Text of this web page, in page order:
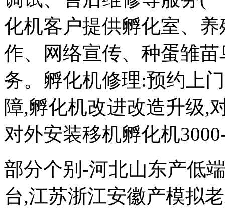
化机客户提供孵化室、
作、网络宣传、种蛋雏
务。孵化机修理:预约上
障,孵化机改进改造升级,
对外安装移机孵化机
部分个别-河北山东产低
台,江苏浙江安徽产模拟